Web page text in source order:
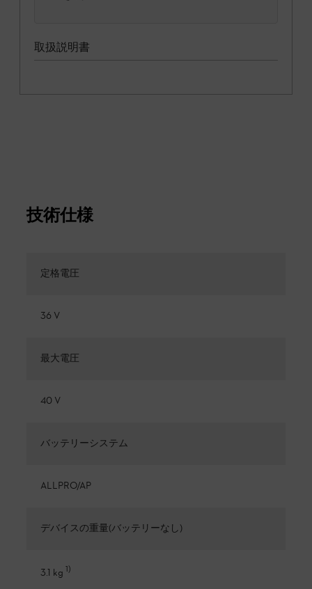
取扱説明書
技術仕様
定格電圧
36 V
最大電圧
40 V
バッテリーシステム
ALLPRO/AP
デバイスの重量(バッテリーなし)
3.1 kg 1)